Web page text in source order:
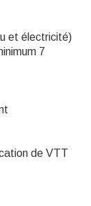
et électricité)
7
de VTT